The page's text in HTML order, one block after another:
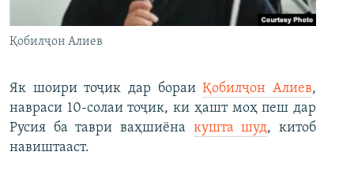
Қобилҷон Алиев
Як шоири тоҷик дар бораиҚобилҷон Алиев,
навраси 10-солаи тоҷик, ки ҳашт моҳ пеш дар
Русия ба таври ваҳшиёна кушта шуд, китоб
навиштааст.